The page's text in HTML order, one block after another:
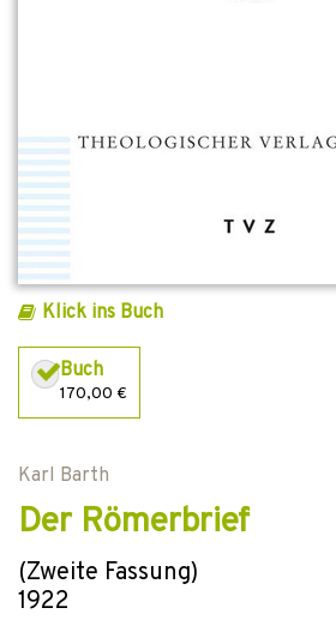
Klick ins Buch
Buch
170,00 €
Karl Barth
Der Römerbrief
(Zweite Fassung)
1922